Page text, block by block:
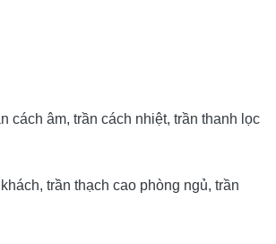
cách âm, trần cách nhiệt, trần thanh lọc
trần thạch cao phòng ngủ, trần